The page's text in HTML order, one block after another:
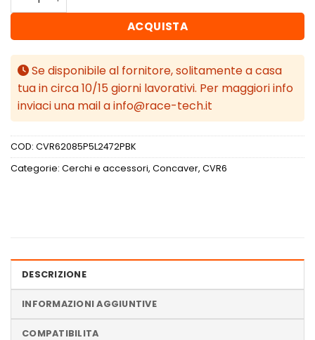
ACQUISTA
Se disponibile al fornitore, solitamente a casa
tua in circa 10/15 giorni lavorativi. Per maggiori info
inviaci una mail a info@race-tech.it
COD: CVR62085P5L2472PBK
Categorie: Cerchi e accessori, Concaver, CVR6
DESCRIZIONE
INFORMAZIONI AGGIUNTIVE
COMPATIBILITA